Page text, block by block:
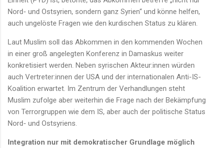
Nord- und Ostsyrien, sondern ganz Syrien“ und könne helfen,
auch ungelöste Fragen wie den kurdischen Status zu klären.
Laut Muslim soll das Abkommen in den kommenden Wochen
in einer groß angelegten Konferenz in Damaskus weiter
konkretisiert werden. Neben syrischen Akteur:innen würden
auch Vertreter:innen der USA und der internationalen Anti-IS-
Koalition erwartet. Im Zentrum der Verhandlungen steht
Muslim zufolge aber weiterhin die Frage nach der Bekämpfung
von Terrorgruppen wie dem IS, aber auch der politische Status
Nord- und Ostsyriens.
Integration nur mit demokratischer Grundlage möglich